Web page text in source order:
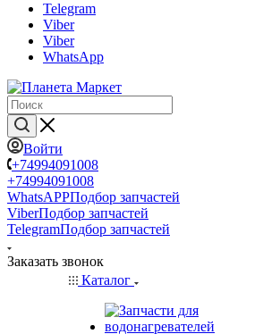
Telegram
Viber
Viber
WhatsApp
Войти
+74994091008
+74994091008
WhatsAPPПодбор запчастей
ViberПодбор запчастей
TelegramПодбор запчастей
Заказать звонок
Каталог